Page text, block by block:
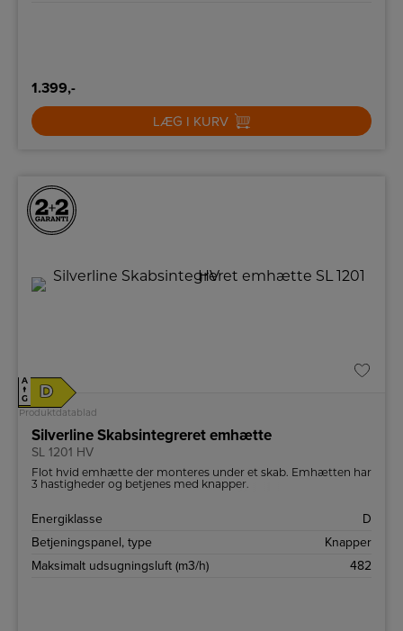
1.399,-
LÆG I KURV
A
↑
G
D
Produktdatablad
Silverline Skabsintegreret emhætte
SL 1201 HV
Flot hvid emhætte der monteres under et skab. Emhætten har
3 hastigheder og betjenes med knapper.
Energiklasse
D
Betjeningspanel, type
Knapper
Maksimalt udsugningsluft (m3/h)
482